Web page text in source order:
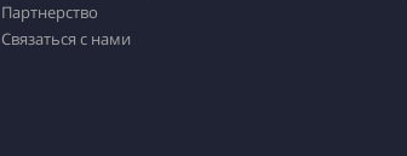
Партнерство
Связаться с нами